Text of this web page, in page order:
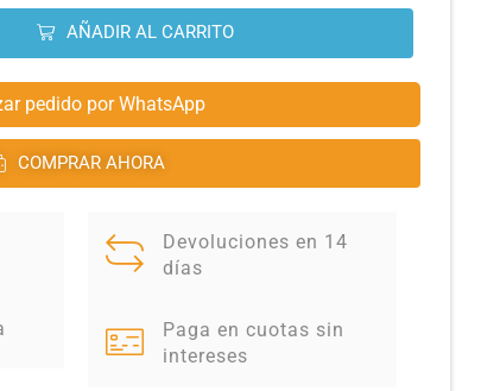
AÑADIR AL CARRITO
pedido por WhatsApp
COMPRAR AHORA
Devoluciones en 14
días
Paga en cuotas sin
intereses